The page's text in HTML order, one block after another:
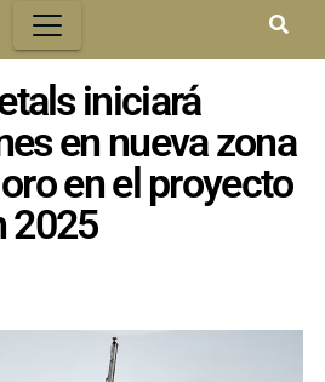
iniciará
en nueva zona
en el proyecto
2025